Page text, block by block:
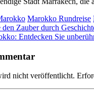
Marokko Rundreise
Zauber durch
Entdecken Sie
nicht veröffentlicht.